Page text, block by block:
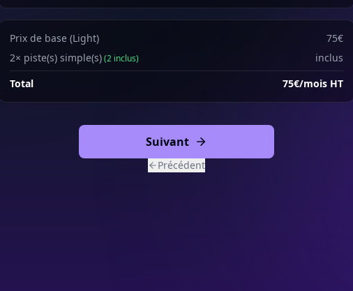
Prix de base (Light) 75€
2× piste(s) simple(s)(2 inclus)
inclus
Total
75€/mois HT
Suivant
Précédent